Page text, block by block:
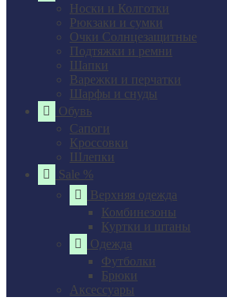
Носки и Колготки
Рюкзаки и сумки
Очки Солнцезащитные
Подтяжки и ремни
Шапки
Варежки и перчатки
Шарфы и снуды
Обувь
Сапоги
Кроссовки
Шлепки
Sale %
Верхняя одежда
Комбинезоны
Куртки и штаны
Одежда
Футболки
Брюки
Аксессуары